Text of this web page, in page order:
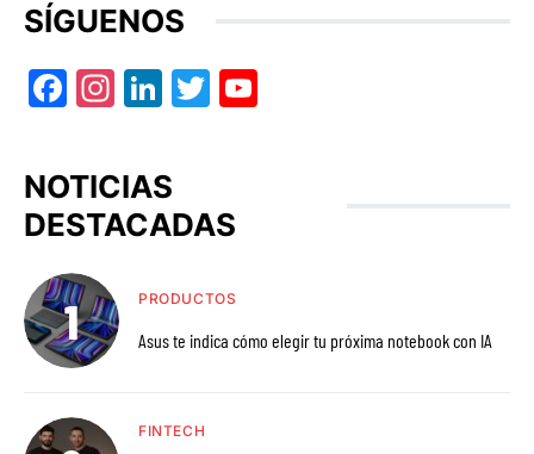
SÍGUENOS
Facebook
Instagram
LinkedIn
Twitter
NOTICIAS
DESTACADAS
PRODUCTOS
Asus te indica cómo elegir tu próxima notebook con IA
FINTECH